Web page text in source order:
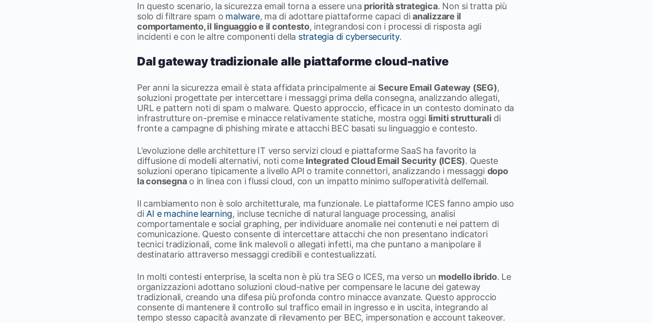
In questo scenario, la sicurezza email torna a essere una priorità strategica. Non si tratta più
solo di filtrare spam o malware, ma di adottare piattaforme capaci dianalizzare il
comportamento, il linguaggio e il contesto, integrandosi con i processi di risposta agli
incidenti e con le altre componenti della strategia di cybersecurity.
Dal gateway tradizionale alle piattaforme cloud-native
Per anni la sicurezza email è stata affidata principalmente ai Secure Email Gateway (SEG),
soluzioni progettate per intercettare i messaggi prima della consegna, analizzando allegati,
URL e pattern noti di spam o malware. Questo approccio, efficace in un contesto dominato da
infrastrutture on-premise e minacce relativamente statiche, mostra oggi limiti strutturali di
fronte a campagne di phishing mirate e attacchi BEC basati su linguaggio e contesto.
L’evoluzione delle architetture IT verso servizi cloud e piattaforme SaaS ha favorito la
diffusione di modelli alternativi, noti come Integrated Cloud Email Security (ICES). Queste
soluzioni operano tipicamente a livello API o tramite connettori, analizzando i messaggi dopo
la consegnao in linea con i flussi cloud, con un impatto minimo sull’operatività dell’email.
Il cambiamento non è solo architetturale, ma funzionale. Le piattaforme ICES fanno ampio uso
di AI e machine learning, incluse tecniche di natural language processing, analisi
comportamentale e social graphing, per individuare anomalie nei contenuti e nei pattern di
comunicazione. Questo consente di intercettare attacchi che non presentano indicatori
tecnici tradizionali, come link malevoli o allegati infetti, ma che puntano a manipolare il
destinatario attraverso messaggi credibili e contestualizzati.
In molti contesti enterprise, la scelta non è più tra SEG o ICES, ma verso un modello ibrido. Le
organizzazioni adottano soluzioni cloud-native per compensare le lacune dei gateway
tradizionali, creando una difesa più profonda contro minacce avanzate. Questo approccio
consente di mantenere il controllo sul traffico email in ingresso e in uscita, integrando al
tempo stesso capacità avanzate di rilevamento per BEC, impersonation e account takeover.